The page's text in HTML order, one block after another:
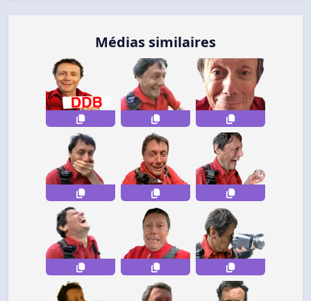
Médias similaires